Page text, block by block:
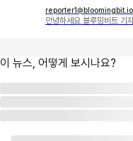
reporter1@bloomingbit.io
안녕하세요 블루밍비트 기
이 뉴스, 어떻게 보시나요?